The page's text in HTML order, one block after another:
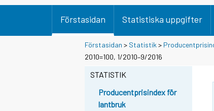
Förstasidan Statistiska uppgifter
Förstasidan > Statistik >
2010=100, 1/2010–9/2016
STATISTIK
Producentprisindex för
lantbruk